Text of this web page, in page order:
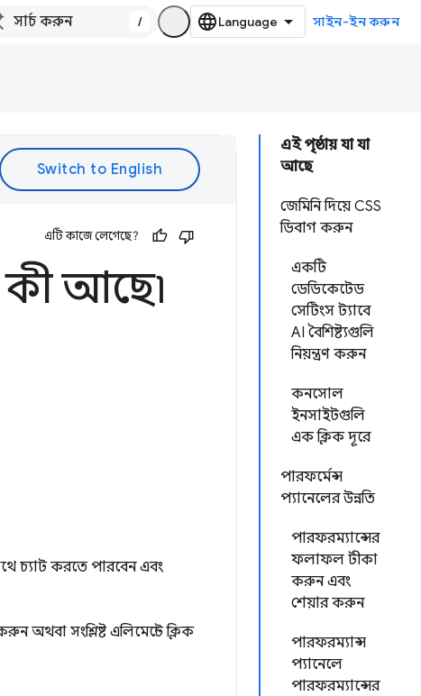
/ সাইন-ইন করুন
এই পৃষ্ঠায় যা যা
আছে
জেমিনি দিয়ে CSS
ডিবাগ করুন
একটি
ডেডিকেটেড
সেটিংস ট্যাবে
AI বৈশিষ্ট্যগুলি
নিয়ন্ত্রণ করুন
কনসোল
ইনসাইটগুলি
এক ক্লিক দূরে
পারফর্মেন্স
প্যানেলের উন্নতি
পারফরম্যান্সের
ফলাফল টীকা
করুন এবং
শেয়ার করুন
পারফরম্যান্স
প্যানেলে
পারফরম্যান্সের
এটি কাজে লেগেছে?
আছে৷
চ্যাট করতে পারবেন এবং
অথবা সংশ্লিষ্ট এলিমেন্টে ক্লিক